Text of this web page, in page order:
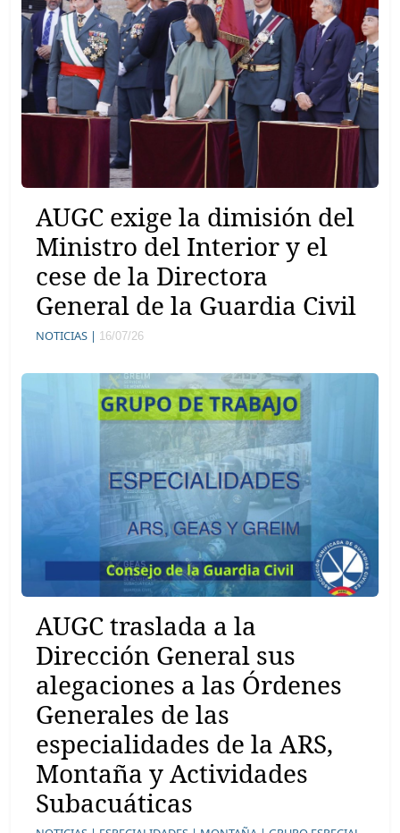
AUGC exige la dimisión del
Ministro del Interior y el
cese de la Directora
General de la Guardia Civil
NOTICIAS | 16/07/26
AUGC traslada a la
Dirección General sus
alegaciones a las Órdenes
Generales de las
especialidades de la ARS,
Montaña y Actividades
Subacuáticas